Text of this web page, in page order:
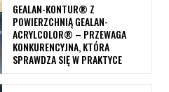
GEALAN-KONTUR® Z
POWIERZCHNIĄ GEALAN-
ACRYLCOLOR® – PRZEWAGA
KONKURENCYJNA, KTÓRA
SPRAWDZA SIĘ W PRAKTYCE